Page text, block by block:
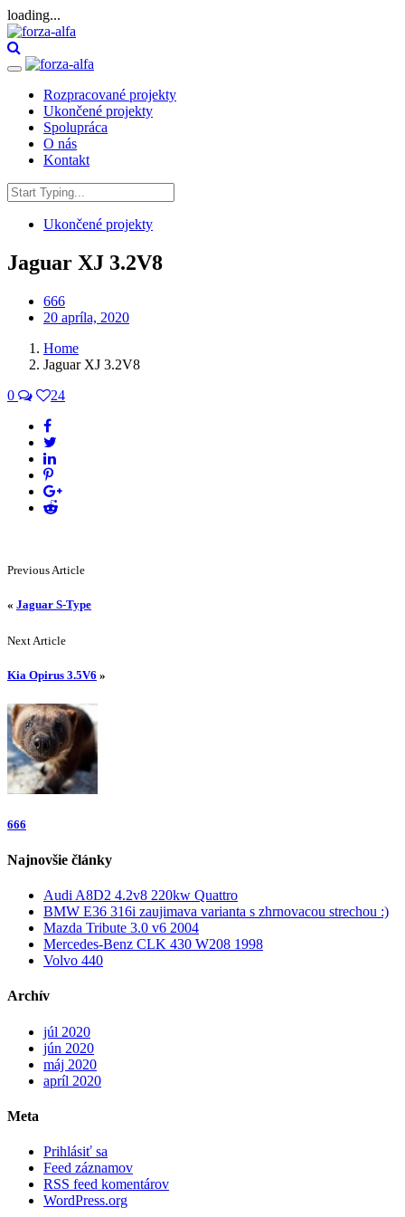
loading...
Toggle
navigationRozpracované projekty
Ukončené projekty
Spolupráca
O nás
Kontakt
Search
for:
Ukončené projekty
Jaguar XJ 3.2V8
666
20 apríla, 2020
Home
Jaguar XJ 3.2V8
0
24
Previous Article
« Jaguar S-Type
Next Article
Kia Opirus 3.5V6 »
666
Najnovšie články
Audi A8D2 4.2v8 220kw Quattro
BMW E36 316i zaujimava varianta s zhrnovacou strechou :)
Mazda Tribute 3.0 v6 2004
Mercedes-Benz CLK 430 W208 1998
Volvo 440
Archív
júl 2020
jún 2020
máj 2020
apríl 2020
Meta
Prihlásiť sa
Feed záznamov
RSS feed komentárov
WordPress.org